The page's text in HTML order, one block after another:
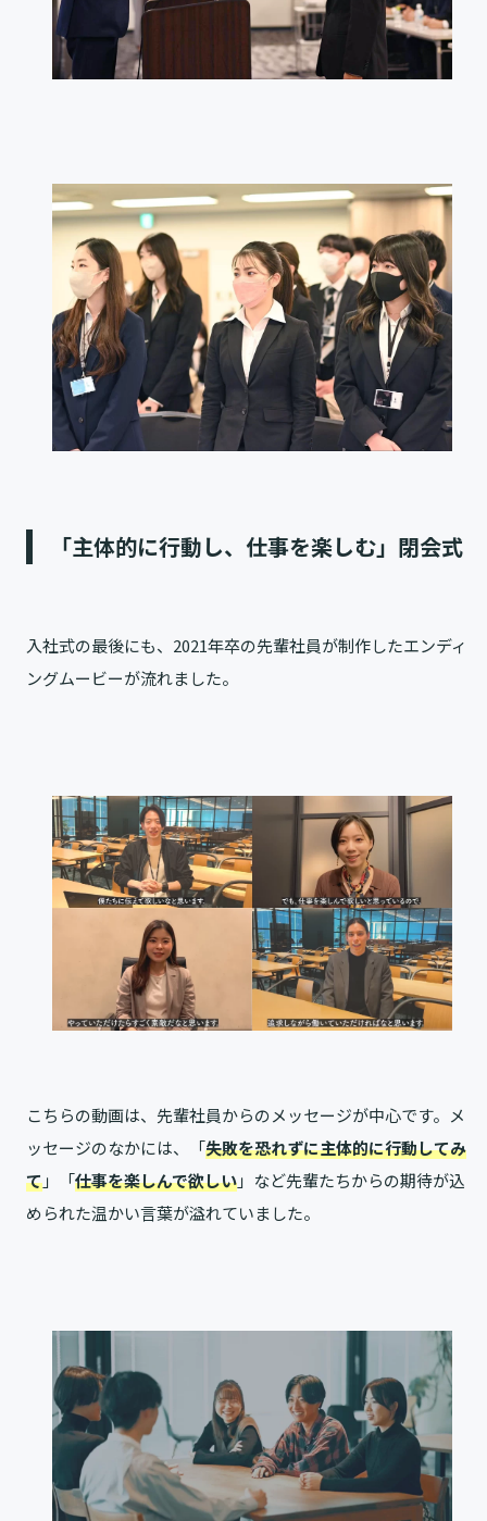
「主体的に行動し、仕事を楽しむ」閉会式
入社式の最後にも、2021年卒の先輩社員が制作したエンディ
ングムービーが流れました。
こちらの動画は、先輩社員からのメッセージが中心です。メ
ッセージのなかには、「失敗を恐れずに主体的に行動してみ
て」「仕事を楽しんで欲しい」など先輩たちからの期待が込
められた温かい言葉が溢れていました。